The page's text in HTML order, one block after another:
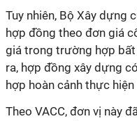
Tuy nhiên, Bộ Xây dựng
hợp đồng theo đơn giá
giá trong trường hợp bất
ra, hợp đồng xây dựng
hợp hoàn cảnh thực
Theo VACC, đơn vị này